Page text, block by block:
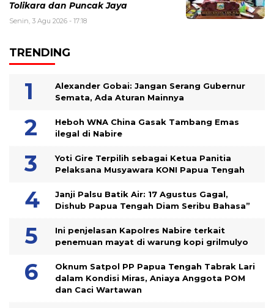
Tolikara dan Puncak Jaya
Senin, 3 Agu 2026 - 17:18
TRENDING
Alexander Gobai: Jangan Serang Gubernur
Semata, Ada Aturan Mainnya
Heboh WNA China Gasak Tambang Emas
ilegal di Nabire
Yoti Gire Terpilih sebagai Ketua Panitia
Pelaksana Musyawara KONI Papua Tengah
Janji Palsu Batik Air: 17 Agustus Gagal,
Dishub Papua Tengah Diam Seribu Bahasa”
Ini penjelasan Kapolres Nabire terkait
penemuan mayat di warung kopi grilmulyo
Oknum Satpol PP Papua Tengah Tabrak Lari
dalam Kondisi Miras, Aniaya Anggota POM
dan Caci Wartawan